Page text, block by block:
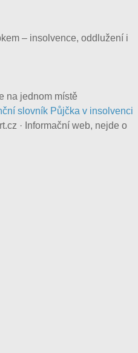
– insolvence, oddlužení i
na jednom místě
slovník Půjčka v insolvenci
· Informační web, nejde o